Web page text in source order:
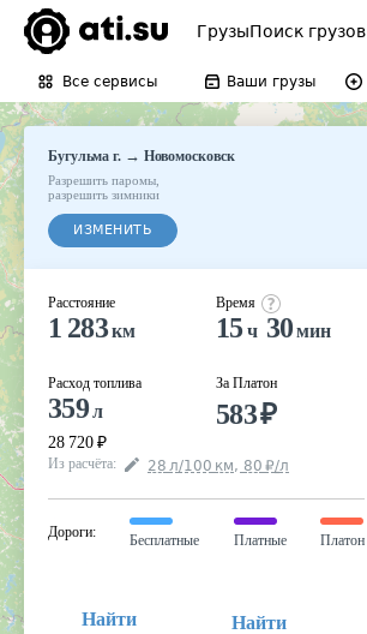
ГрузыПоиск грузов
Все сервисы Ваши грузы
Бугульма г.→ Новомосковск
Разрешить паромы
разрешить зимники
ИЗМЕНИТЬ
Расстояние
1 283км
Расход топлива
359л
28 720 ₽
Время
15 ч 30 мин
За Платон
583₽
Из расчёта: 28 л/100 км, 80 ₽/л
Дороги:
Бесплатные Платные Платон
Найти Найти